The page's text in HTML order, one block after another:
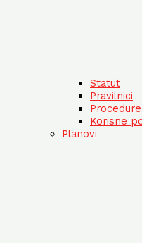
Statut
Pravilnici
Procedure
Korisne
Planovi